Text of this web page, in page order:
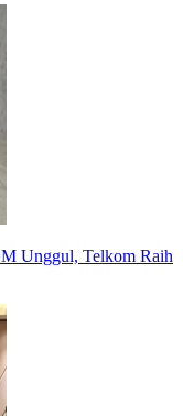
Unggul, Telkom Raih